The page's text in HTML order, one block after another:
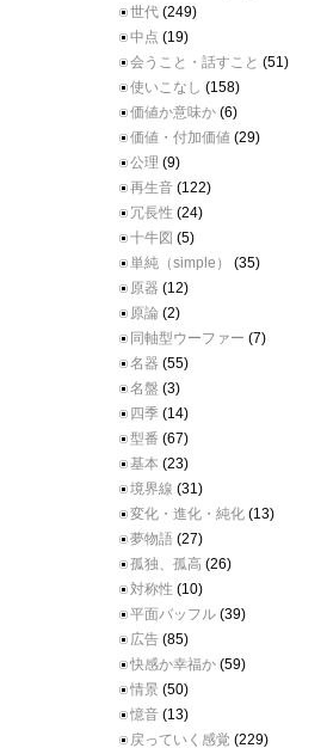
世代 (249)
中点 (19)
会うこと・話すこと (51)
使いこなし (158)
価値か意味か (6)
価値・付加価値 (29)
公理 (9)
再生音 (122)
冗長性 (24)
十牛図 (5)
単純（simple）
(35)
原器 (12)
原論 (2)
同軸型ウーファー (7)
名器 (55)
名盤 (3)
四季 (14)
型番 (67)
基本 (23)
境界線 (31)
変化・進化・純化 (13)
夢物語 (27)
孤独、孤高 (26)
対称性 (10)
平面バッフル (39)
広告 (85)
快感か幸福か (59)
情景 (50)
憶音 (13)
戻っていく感覚 (229)